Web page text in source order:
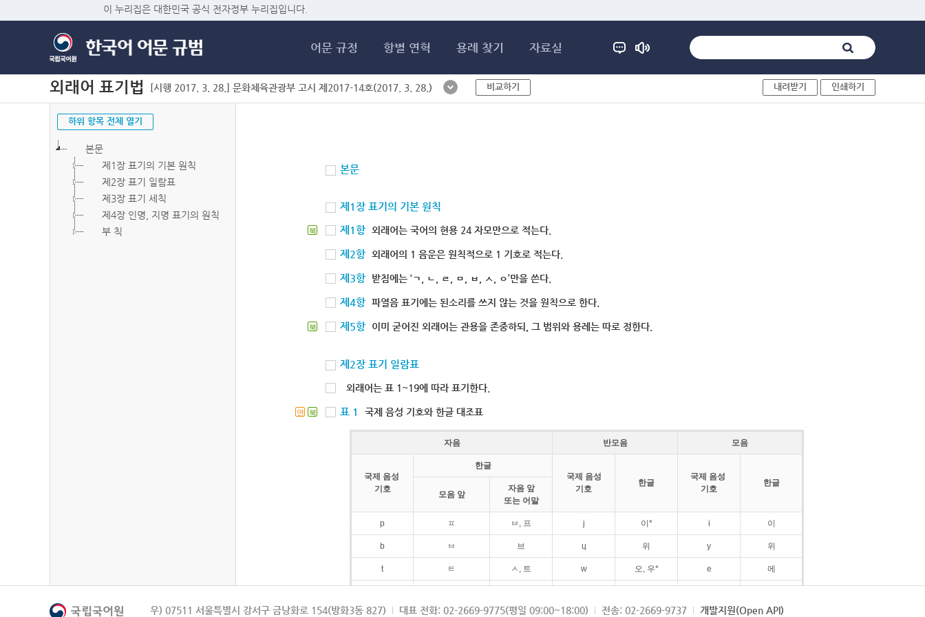
이 누리집은 대한민국 공식 전자정부 누리집입니다.
어문 규정 항별 연혁 용례 찾기 자료실
외래어 표기법 [시행 2017. 3. 28.] 문화체육관광부 고시 제2017-14호(2017. 3. 28.) 비교하기 내려받기 인쇄하기
하위 항목 전체 열기
본문
제1장 표기의 기본 원칙
제2장 표기 일람표
제3장 표기 세칙
제4장 인명, 지명 표기의 원칙
부 칙
본문
제1장 표기의 기본 원칙
북 제1항 외래어는 국어의 현용 24 자모만으로 적는다.
제2항 외래어의 1 음운은 원칙적으로 1 기호로 적는다.
제3항 받침에는 ‘ㄱ, ㄴ, ㄹ, ㅁ, ㅂ, ㅅ, ㅇ’만을 쓴다.
제4항 파열음 표기에는 된소리를 쓰지 않는 것을 원칙으로 한다.
북 제5항 이미 굳어진 외래어는 관용을 존중하되, 그 범위와 용례는 따로 정한다.
제2장 표기 일람표
외래어는 표 1~19에 따라 표기한다.
연 북 표 1 국제 음성 기호와 한글 대조표
자음 반모음 모음
국제 음성
기호
한글
국제 음성
기호
한글
국제 음성
기호
한글
모음 앞
자음 앞
또는 어말
p ㅍ ㅂ, 프 j 이* i 이
b ㅂ 브 ɥ 위 y 위
t ㅌ ㅅ, 트 w 오, 우* e 에
k ㅋ ㄱ, 크 ɛ 에
우) 07511 서울특별시 강서구 금낭화로 154(방화3동 827) 대표 전화: 02-2669-9775(평일 09:00~18:00) 전송: 02-2669-9737 개발지원(Open API)